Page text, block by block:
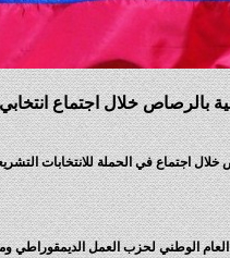
بالرصاص خلال اجتماع انتخابي
اجتماع في الحملة للانتخابات
الوطني لحزب العمل الديمقوراطي